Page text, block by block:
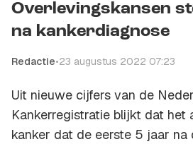
Overlevingskansen
na kankerdiagnose
Redactie•23 augustus 2022 07:23
Uit nieuwe cijfers van de
Kankerregistratie blijkt dat het
kanker dat de eerste 5 jaar na